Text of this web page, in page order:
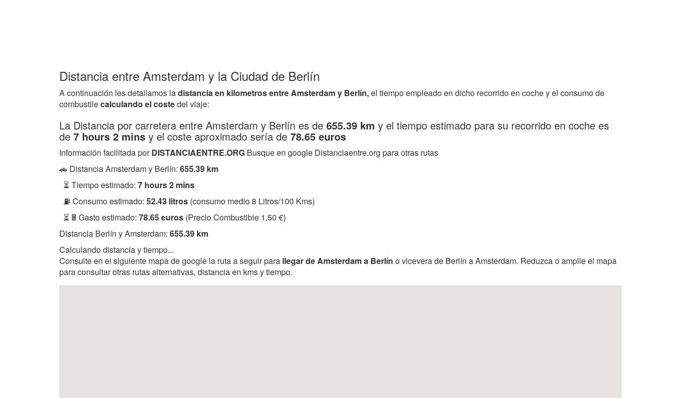
Distancia entre Amsterdam y la Ciudad de Berlín
A continuación les detallamos ladistancia en kilometros entre Amsterdam y Berlín,el tiempo empleado en dicho recorrido en coche y el consumo de
combustilecalculando el costedel viaje:
La Distancia por carretera entre Amsterdam y Berlín es de 655.39 km y el tiempo estimado para su recorrido en coche es
de 7 hours 2 mins y el coste aproximado sería de 78.65 euros
Información facilitada porDISTANCIAENTRE.ORG Busque en google Distanciaentre.org para otras rutas
🚗 Distancia Amsterdam y Berlín: 655.39 km
⏳ Tiempo estimado: 7 hours 2 mins
⛽ Consumo estimado: 52.43 litros (consumo medio 8 Litros/100 Kms)
⏳ 🖩 Gasto estimado: 78.65 euros (Precio Combustible 1,50 €)
Distancia Berlín y Amsterdam: 655.39 km
Calculando distancia y tiempo...
Consulte en el siguiente mapa de google la ruta a seguir para llegar de Amsterdam a Berlín o vicevera de Berlín a Amsterdam. Reduzca o amplie el mapa
para consultar otras rutas alternativas, distancia en kms y tiempo.